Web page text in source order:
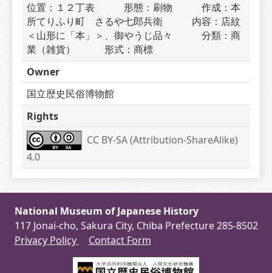
位置：１２丁表　　　形態：刷物　　　作成：本
所てりふり町　さるや七郎兵衛　　　内容：店紋
＜山形に「本」＞、御やうじ品々　　　分類：商
業（雑貨）　　　形式：商標
Owner
国立歴史民俗博物館
Rights
CC BY-SA (Attribution-ShareAlike)
4.0
National Museum of Japanese History
117 Jonai-cho, Sakura City, Chiba Prefecture 285-8502
Privacy Policy
Contact Form